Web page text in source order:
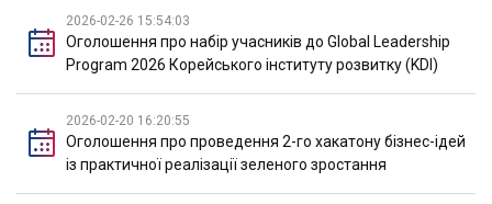
2026-02-26 15:54:03
Оголошення про набір учасників до Global Leadership
Program 2026 Корейського інституту розвитку (KDI)
2026-02-20 16:20:55
Оголошення про проведення 2-го хакатону бізнес-ідей
із практичної реалізації зеленого зростання